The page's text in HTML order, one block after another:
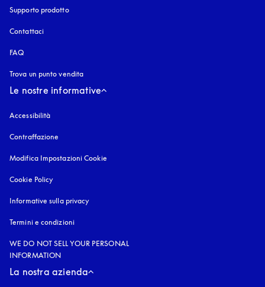
Supporto prodotto
Contattaci
FAQ
Trova un punto vendita
Le nostre informative
Accessibilità
Contraffazione
Modifica Impostazioni Cookie
Cookie Policy
Informative sulla privacy
Termini e condizioni
WE DO NOT SELL YOUR PERSONAL
INFORMATION
La nostra azienda